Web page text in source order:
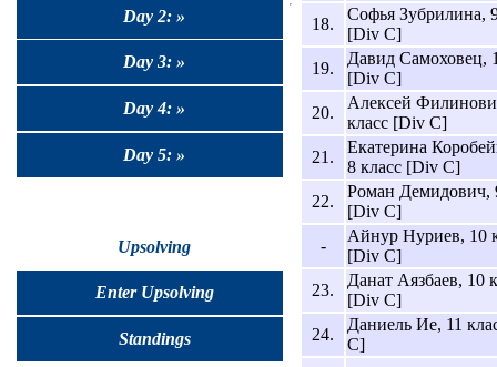
Day 2: »
Day 3: »
Day 4: »
Day 5: »
Upsolving
Enter Upsolving
Standings
18.
Софья Зубрилина,
[Div C]
19.
Давид Самоховец,
[Div C]
20.
Алексей
класс [Div C]
21.
Екатерина
8 класс [Div C]
22.
Роман Демидович,
[Div C]
-
Айнур Нуриев, 10
[Div C]
23.
Данат Аязбаев, 10
[Div C]
24.
Даниель Ие, 11
C]